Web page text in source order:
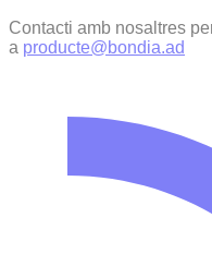
Contacti amb nosaltres
a producte@bondia.ad